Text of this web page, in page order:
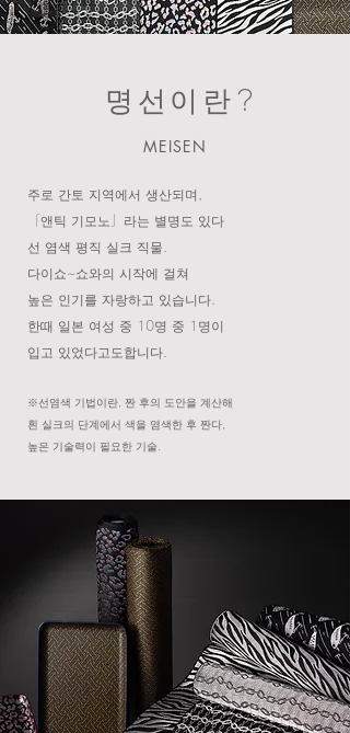
​ 명선이란?
MEISEN
주로 간토 지역에서 생산되며,
「앤틱 기모노」라는 별명도 있다
선 염색 평직 실크 직물.
다이쇼~쇼와의 시작에 걸쳐
높은 인기를 자랑하고 있습니다.
한때 일본 여성 중 10명 중 1명이
입고 있었다고도합니다.
※선염색 기법이란, 짠 후의 도안을 계산해
흰 실크의 단계에서 색을 염색한 후 짠다,
높은 기술력이 필요한 기술.